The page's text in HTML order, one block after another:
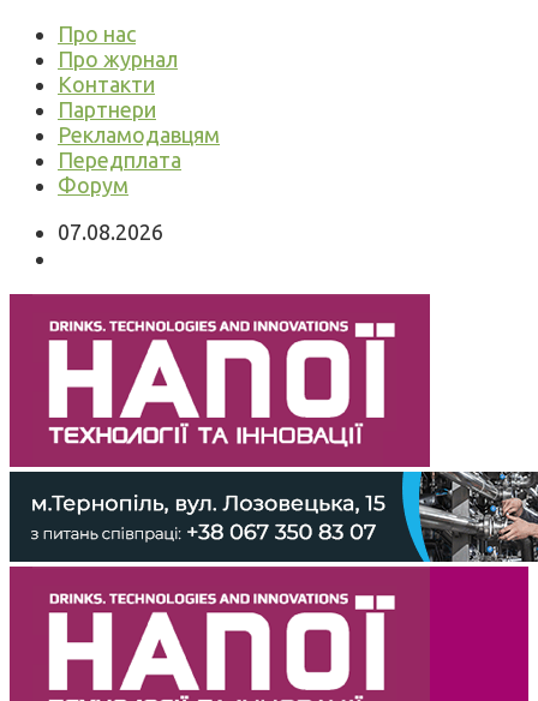
Про нас
Про журнал
Контакти
Партнери
Рекламодавцям
Передплата
Форум
07.08.2026